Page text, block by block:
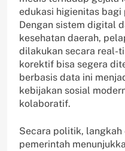
edukasi higienitas bagi
Dengan sistem digital
kesehatan daerah,
dilakukan secara real-
korektif bisa segera
berbasis data ini
kebijakan sosial
kolaboratif.
Secara politik,
pemerintah